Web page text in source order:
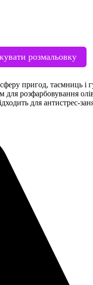
розмальовку
пригод, таємниць
розфарбовування
для антистрес-